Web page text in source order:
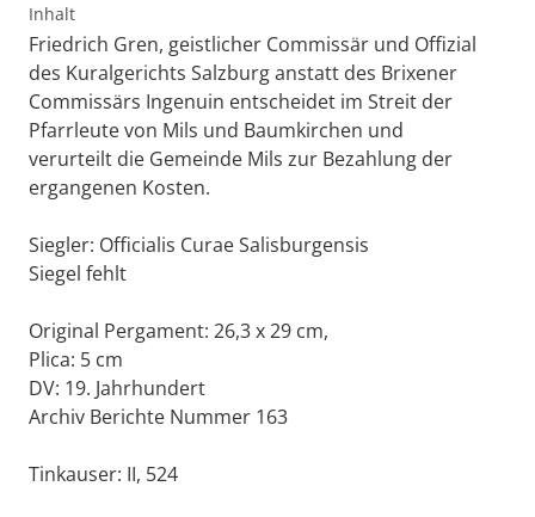
Inhalt
Friedrich Gren, geistlicher Commissär und Offizial
des Kuralgerichts Salzburg anstatt des Brixener
Commissärs Ingenuin entscheidet im Streit der
Pfarrleute von Mils und Baumkirchen und
verurteilt die Gemeinde Mils zur Bezahlung der
ergangenen Kosten.
Siegler: Officialis Curae Salisburgensis
Siegel fehlt
Original Pergament: 26,3 x 29 cm,
Plica: 5 cm
DV: 19. Jahrhundert
Archiv Berichte Nummer 163
Tinkauser: II, 524